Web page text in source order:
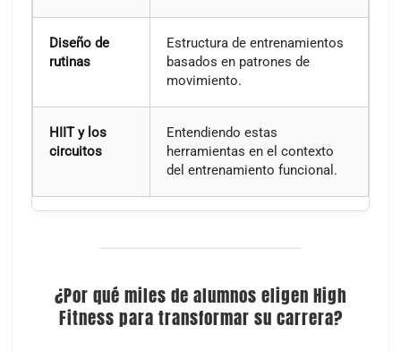
Diseño de
rutinas
Estructura de entrenamientos
basados en patrones de
movimiento.
HIIT y los
circuitos
Entendiendo estas
herramientas en el contexto
del entrenamiento funcional.
¿Por qué miles de alumnos eligen High
Fitness para transformar su carrera?